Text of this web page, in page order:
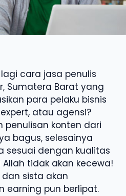
cara jasa penulis
Sumatera Barat yang
para pelaku bisnis
expert, atau agensi?
penulisan konten dari
bagus, selesainya
sesuai dengan kualitas
tidak akan kecewa!
sista akan
earning pun berlipat.